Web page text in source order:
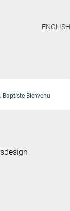
ENGLISH
Baptiste Bienvenu